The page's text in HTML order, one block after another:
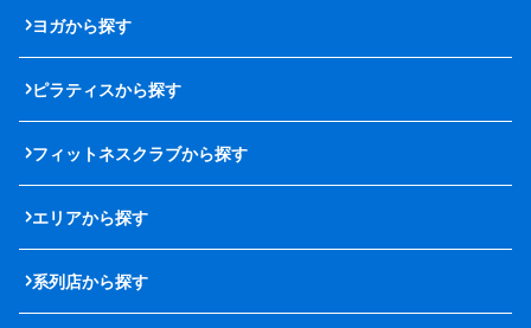
ヨガから探す
ピラティスから探す
フィットネスクラブから探す
エリアから探す
系列店から探す